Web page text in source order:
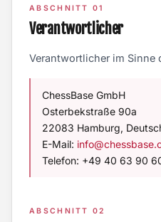
ABSCHNITT 01
Verantwortlicher
Verantwortlicher im Sinne
ChessBase GmbH
Osterbekstraße 90a
22083 Hamburg,
E-Mail:
Telefon: +49 40 63 90
ABSCHNITT 02